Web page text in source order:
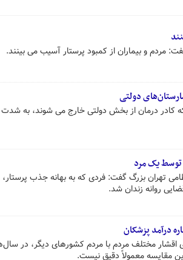
مردم و بیماران از کمبود پرستار آسیب می بینند.
دولتی
کادر درمان از بخش دولتی خارج می شوند، به
روانه زندان شد.
درآمد پزشکان
اقشار مختلف مردم با مردم کشورهای دیگر، در
مقایسه معمولاً دقیق نیست.